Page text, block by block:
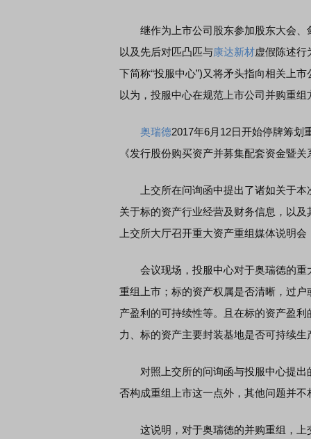
继作为上市公司股东参加股东大会、
以及先后对匹凸匹与康达新材虚假陈述行
下简称“投服中心”)又将矛头指向相关上
以为，投服中心在规范上市公司并购重组
奥瑞德2017年6月12日开始停牌筹划
《发行股份购买资产并募集配套资金暨
上交所在问询函中提出了诸如关于本
关于标的资产行业经营及财务信息，以
上交所大厅召开重大资产重组媒体说明
会议现场，投服中心对于奥瑞德的重
重组上市；标的资产权属是否清晰，过
产盈利的可持续性等。且在标的资产盈
力、标的资产主要封装基地是否可持续生
对照上交所的问询函与投服中心提出
否构成重组上市这一点外，其他问题并不
这说明，对于奥瑞德的并购重组，上交